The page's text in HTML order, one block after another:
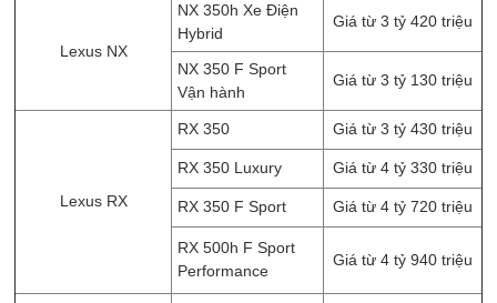
Lexus NX
NX 350h Xe Điện
Hybrid
Giá từ 3 tỷ 420 triệu
NX 350 F Sport
Vận hành
Giá từ 3 tỷ 130 triệu
Lexus RX
RX 350 Giá từ 3 tỷ 430 triệu
RX 350 Luxury Giá từ 4 tỷ 330 triệu
RX 350 F Sport Giá từ 4 tỷ 720 triệu
RX 500h F Sport
Performance
Giá từ 4 tỷ 940 triệu